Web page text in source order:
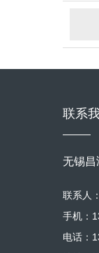
联系
无锡昌
联系人
手机：
电话：